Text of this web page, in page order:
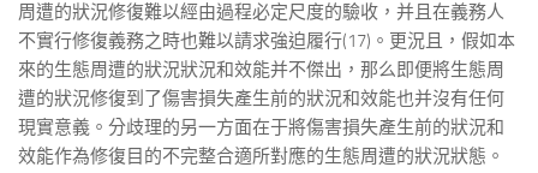
周遭的狀況修復難以經由過程必定尺度的驗收，并且在義務人
不實行修復義務之時也難以請求強迫履行(17)。更況且，假如本
來的生態周遭的狀況狀況和效能并不傑出，那么即便將生態周
遭的狀況修復到了傷害損失產生前的狀況和效能也并沒有任何
現實意義。分歧理的另一方面在于將傷害損失產生前的狀況和
效能作為修復目的不完整合適所對應的生態周遭的狀況狀態。